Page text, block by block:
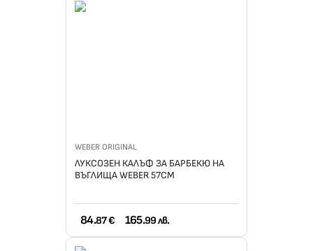
WEBER ORIGINAL
ЛУКСОЗЕН КАЛЪФ ЗА БАРБЕКЮ НА
ВЪГЛИЩА WEBER 57СМ
84.87 € 165.99 лв.